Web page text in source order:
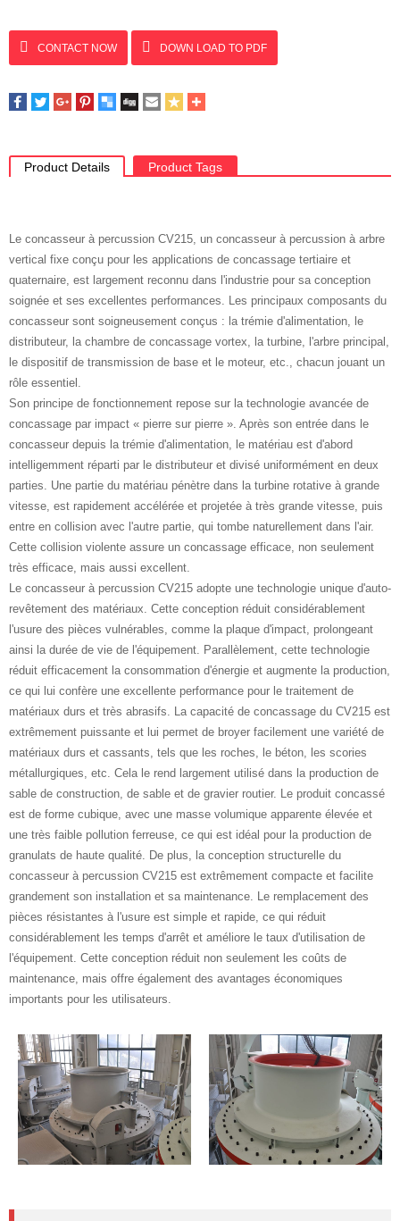
CONTACT NOW DOWN LOAD TO PDF
Product Details Product Tags
Le concasseur à percussion CV215, un concasseur à percussion à arbre
vertical fixe conçu pour les applications de concassage tertiaire et
quaternaire, est largement reconnu dans l'industrie pour sa conception
soignée et ses excellentes performances. Les principaux composants du
concasseur sont soigneusement conçus : la trémie d'alimentation, le
distributeur, la chambre de concassage vortex, la turbine, l'arbre principal,
le dispositif de transmission de base et le moteur, etc., chacun jouant un
rôle essentiel.
Son principe de fonctionnement repose sur la technologie avancée de
concassage par impact « pierre sur pierre ». Après son entrée dans le
concasseur depuis la trémie d'alimentation, le matériau est d'abord
intelligemment réparti par le distributeur et divisé uniformément en deux
parties. Une partie du matériau pénètre dans la turbine rotative à grande
vitesse, est rapidement accélérée et projetée à très grande vitesse, puis
entre en collision avec l'autre partie, qui tombe naturellement dans l'air.
Cette collision violente assure un concassage efficace, non seulement
très efficace, mais aussi excellent.
Le concasseur à percussion CV215 adopte une technologie unique d'auto-
revêtement des matériaux. Cette conception réduit considérablement
l'usure des pièces vulnérables, comme la plaque d'impact, prolongeant
ainsi la durée de vie de l'équipement. Parallèlement, cette technologie
réduit efficacement la consommation d'énergie et augmente la production,
ce qui lui confère une excellente performance pour le traitement de
matériaux durs et très abrasifs. La capacité de concassage du CV215 est
extrêmement puissante et lui permet de broyer facilement une variété de
matériaux durs et cassants, tels que les roches, le béton, les scories
métallurgiques, etc. Cela le rend largement utilisé dans la production de
sable de construction, de sable et de gravier routier. Le produit concassé
est de forme cubique, avec une masse volumique apparente élevée et
une très faible pollution ferreuse, ce qui est idéal pour la production de
granulats de haute qualité. De plus, la conception structurelle du
concasseur à percussion CV215 est extrêmement compacte et facilite
grandement son installation et sa maintenance. Le remplacement des
pièces résistantes à l'usure est simple et rapide, ce qui réduit
considérablement les temps d'arrêt et améliore le taux d'utilisation de
l'équipement. Cette conception réduit non seulement les coûts de
maintenance, mais offre également des avantages économiques
importants pour les utilisateurs.